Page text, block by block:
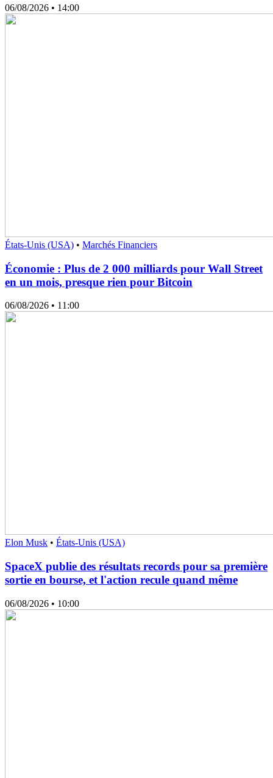
06/08/2026 • 14:00
États-Unis (USA) • Marchés Financiers
Économie : Plus de 2 000 milliards pour Wall Street
en un mois, presque rien pour Bitcoin
06/08/2026 • 11:00
Elon Musk • États-Unis (USA)
SpaceX publie des résultats records pour sa première
sortie en bourse, et l'action recule quand même
06/08/2026 • 10:00